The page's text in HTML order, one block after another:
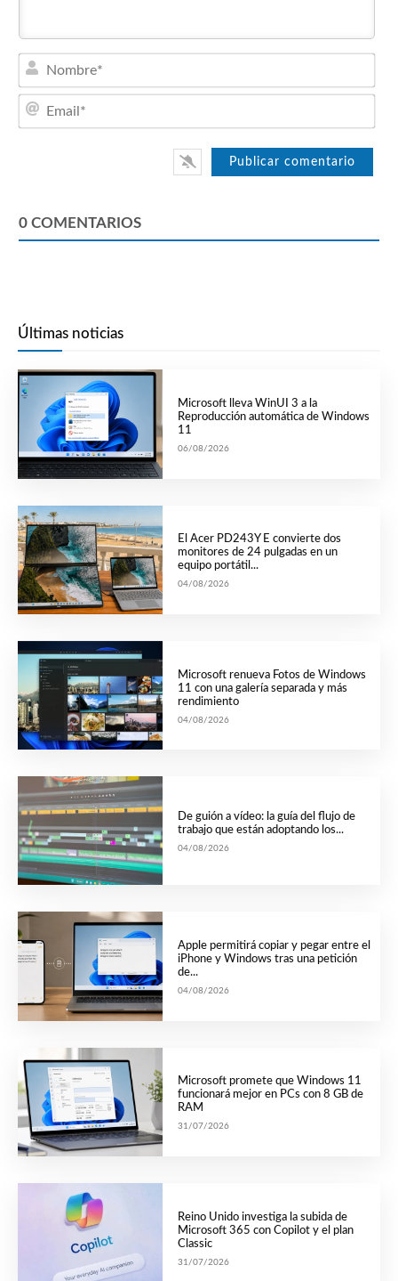
0 COMENTARIOS
Últimas noticias
Microsoft lleva WinUI 3 a la
Reproducción automática de Windows
11
06/08/2026
El Acer PD243Y E convierte dos
monitores de 24 pulgadas en un
equipo portátil...
04/08/2026
Microsoft renueva Fotos de Windows
11 con una galería separada y más
rendimiento
04/08/2026
De guión a vídeo: la guía del flujo de
trabajo que están adoptando los...
04/08/2026
Apple permitirá copiar y pegar entre el
iPhone y Windows tras una petición
de...
04/08/2026
Microsoft promete que Windows 11
funcionará mejor en PCs con 8 GB de
RAM
31/07/2026
Reino Unido investiga la subida de
Microsoft 365 con Copilot y el plan
Classic
31/07/2026